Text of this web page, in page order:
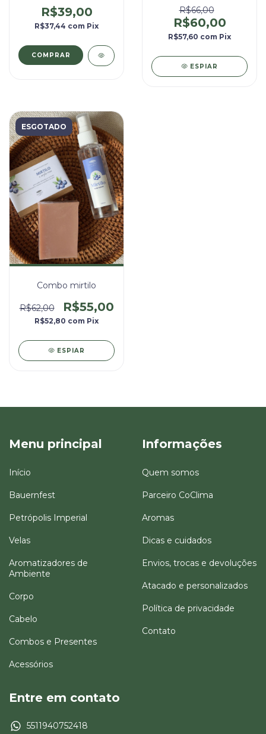
R$39,00
R$37,44 com Pix
R$66,00
R$60,00
R$57,60 com Pix
ESPIAR
ESGOTADO
Combo mirtilo
R$62,00 R$55,00
R$52,80 com Pix
ESPIAR
Menu principal
Início
Bauernfest
Petrópolis Imperial
Velas
Aromatizadores de
Ambiente
Corpo
Cabelo
Combos e Presentes
Acessórios
Informações
Quem somos
Parceiro CoClima
Aromas
Dicas e cuidados
Envios, trocas e devoluções
Atacado e personalizados
Política de privacidade
Contato
Entre em contato
5511940752418